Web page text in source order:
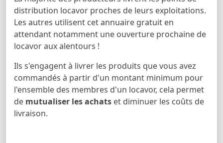
distribution locavor proches de leurs exploitations.
Les autres utilisent cet annuaire gratuit en
attendant notamment une ouverture prochaine de
locavor aux alentours !
Ils s'engagent à livrer les produits que vous avez
commandés à partir d'un montant minimum pour
l'ensemble des membres d'un locavor, cela permet
de mutualiser les achats et diminuer les coûts de
livraison.